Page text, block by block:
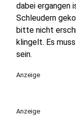
dabei ergangen
Schleudern
bitte nicht
klingelt. Es
sein.
Anzeige
Anzeige